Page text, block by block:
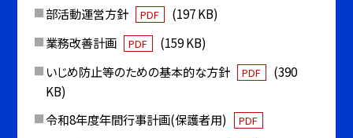
部活動運営方針 PDF
(197 KB)
業務改善計画
PDF
(159 KB)
いじめ防止等のための基本的な方針
PDF
(390
KB)
令和8年度年間行事計画(保護者用)
PDF